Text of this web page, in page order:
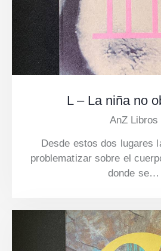
L – La niña no
AnZ Libros
Desde estos dos lugares
problematizar sobre el
donde se…